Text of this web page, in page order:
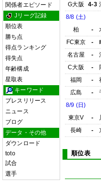
関係者エピソード
Jリーグ記録
順位表
勝ち点
得点ランキング
得失点
年齢構成
星取表
キーワード
プレスリリース
ニュース
ブログ
データ・その他
ダウンロード
toto
試合
選手
G大阪
4-3
8/8 (土)
柏
-
FC東京
-
名古屋
-
C大阪
-
福岡
-
広島
-
8/9 (日)
東京V
-
長崎
-
順位表